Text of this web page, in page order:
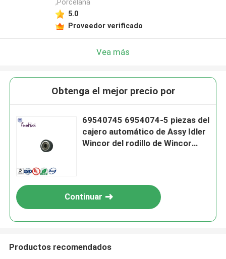
,Porcelana
5.0
Proveedor verificado
Vea más
Obtenga el mejor precio por
69540745 6954074-5 piezas del
cajero automático de Assy Idler
Wincor del rodillo de Wincor
Continuar
Productos recomendados